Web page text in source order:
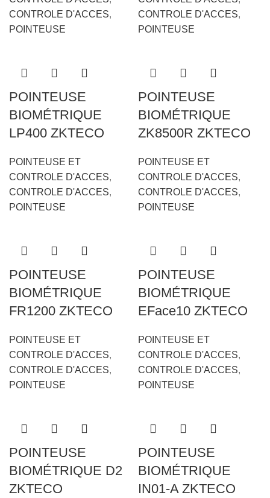
CONTROLE D'ACCES,
POINTEUSE
CONTROLE D'ACCES,
POINTEUSE
POINTEUSE
BIOMÉTRIQUE
LP400 ZKTECO
POINTEUSE ET
CONTROLE D'ACCES,
CONTROLE D'ACCES,
POINTEUSE
POINTEUSE
BIOMÉTRIQUE
ZK8500R ZKTECO
POINTEUSE ET
CONTROLE D'ACCES,
CONTROLE D'ACCES,
POINTEUSE
POINTEUSE
BIOMÉTRIQUE
FR1200 ZKTECO
POINTEUSE ET
CONTROLE D'ACCES,
CONTROLE D'ACCES,
POINTEUSE
POINTEUSE
BIOMÉTRIQUE
EFace10 ZKTECO
POINTEUSE ET
CONTROLE D'ACCES,
CONTROLE D'ACCES,
POINTEUSE
POINTEUSE
BIOMÉTRIQUE D2
ZKTECO
POINTEUSE
BIOMÉTRIQUE
IN01-A ZKTECO